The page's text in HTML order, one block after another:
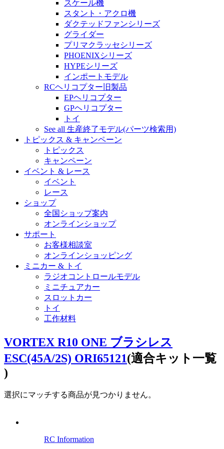
スケール機
スタント・アクロ機
ダクテッドファンシリーズ
グライダー
プリマクラッセシリーズ
PHOENIXシリーズ
HYPEシリーズ
インポートモデル
RCヘリコプター旧製品
EPヘリコプター
GPヘリコプター
トイ
See all 生産終了モデル(パーツ検索用)
トピックス & キャンペーン
トピックス
キャンペーン
イベント & レース
イベント
レース
ショップ
全国ショップ案内
オンラインショップ
サポート
お客様相談室
オンラインショッピング
ミニカー & トイ
ラジオコントロールモデル
ミニチュアカー
スロットカー
トイ
工作材料
VORTEX R10 ONE ブラシレス
ESC(45A/2S) ORI65121(適合キット一覧
)
選択にマッチする商品が見つかりません。
RC Information